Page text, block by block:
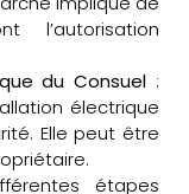
l’autorisation
du Consuel :
électrique
Elle peut être
étapes